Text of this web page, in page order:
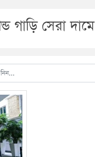
গাড়ি সেরা দামে